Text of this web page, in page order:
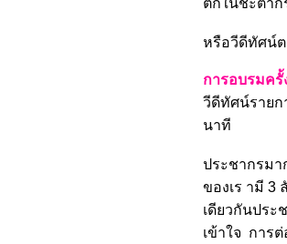
ตกในชะตาก
หรือวีดีทัศน์
การอบรมค
วีดีทัศน์รายก
นาที
ประชากรม
ของเร ามี
เดียวกันปร
เข้าใจ การ